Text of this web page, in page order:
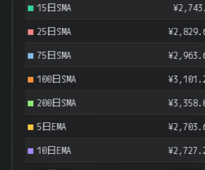
15日SMA
25日SMA
75日SMA
100日SMA
200日SMA
5日EMA
10日EMA